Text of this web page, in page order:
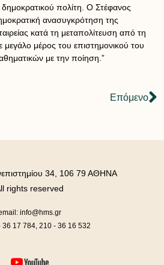
δημοκρατικού πολίτη. Ο Στέφανος
ανασυγκρότηση της
κατά τη μεταπολίτευση από τη
μέρος του επιστημονικού του
με την ποίηση.”
Επόμενο
info@hms.gr
36 17 784, 210 - 36 16 532
34, 106 79 ΑΘΗΝΑ
rights reserved